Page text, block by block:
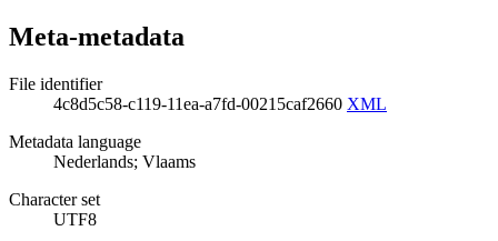
Meta-metadata
File identifier
4c8d5c58-c119-11ea-a7fd-00215caf2660 XML
Metadata language
Nederlands; Vlaams
Character set
UTF8